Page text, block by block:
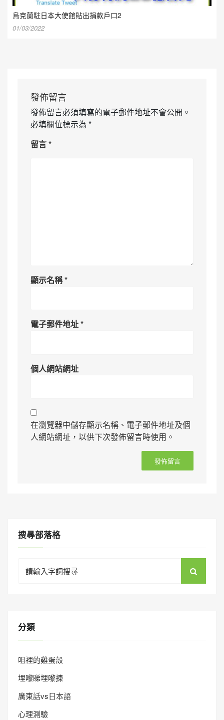
烏克蘭駐日本大使館貼出捐款戶口2
01/03/2022
發佈留言
發佈留言必須填寫的電子郵件地址不會公開。
必填欄位標示為 *
留言*
顯示名稱*
電子郵件地址*
個人網站網址
在瀏覽器中儲存顯示名稱、電子郵件地址及個
人網站網址，以供下次發佈留言時使用。
搜㝷部落格
for:
分類
咀裡的雞蛋殼
埋嚟睇埋嚟揀
廣東話vs日本語
心理測驗